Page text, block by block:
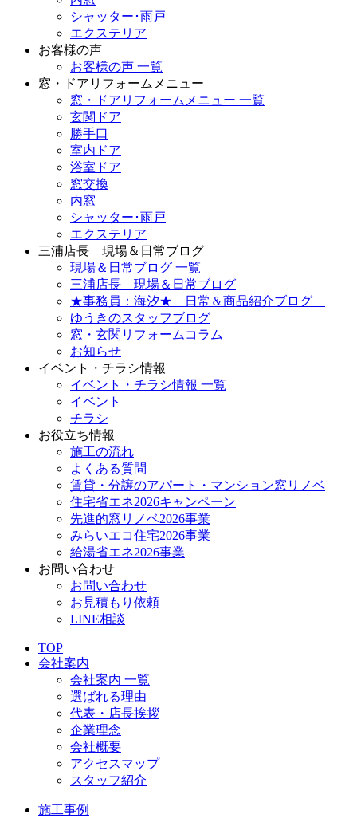
シャッター･雨戸
エクステリア
お客様の声
お客様の声 一覧
窓・ドアリフォームメニュー
窓・ドアリフォームメニュー 一覧
玄関ドア
勝手口
室内ドア
浴室ドア
窓交換
内窓
シャッター･雨戸
エクステリア
三浦店長 現場＆日常ブログ
現場＆日常ブログ 一覧
三浦店長 現場＆日常ブログ
★事務員：海汐★ 日常＆商品紹介ブログ
ゆうきのスタッフブログ
窓・玄関リフォームコラム
お知らせ
イベント・チラシ情報
イベント・チラシ情報 一覧
イベント
チラシ
お役立ち情報
施工の流れ
よくある質問
賃貸・分譲のアパート・マンション窓リノベ
住宅省エネ2026キャンペーン
先進的窓リノベ2026事業
みらいエコ住宅2026事業
給湯省エネ2026事業
お問い合わせ
お問い合わせ
お見積もり依頼
LINE相談
TOP
会社案内
会社案内 一覧
選ばれる理由
代表・店長挨拶
企業理念
会社概要
アクセスマップ
スタッフ紹介
施工事例